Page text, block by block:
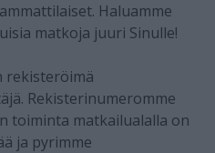
Haluamme
matkoja juuri Sinulle!
rekisteröimä
Rekisterinumeromme
toiminta matkailualalla on
ja pyrimme